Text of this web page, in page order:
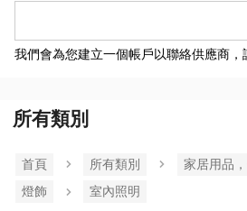
我們會為您建立一個帳戶以聯絡供應商，
所有類別
首頁 所有類別
家居用品
燈飾
室內照明